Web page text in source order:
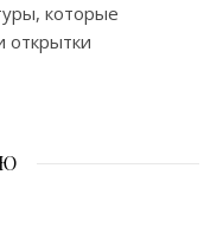
которые
открытки